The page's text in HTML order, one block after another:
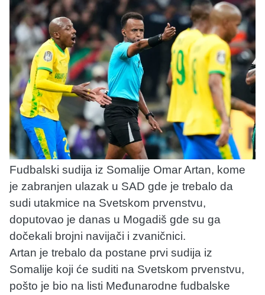
Fudbalski sudija iz Somalije Omar Artan, kome
je zabranjen ulazak u SAD gde je trebalo da
sudi utakmice na Svetskom prvenstvu,
doputovao je danas u Mogadiš gde su ga
dočekali brojni navijači i zvaničnici.
Artan je trebalo da postane prvi sudija iz
Somalije koji će suditi na Svetskom prvenstvu,
pošto je bio na listi Međunarodne fudbalske